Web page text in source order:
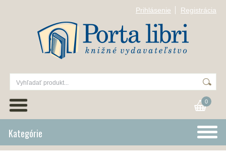
Prihlásenie Registrácia
0
Kategórie